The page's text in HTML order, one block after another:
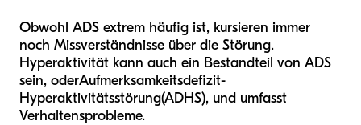
Obwohl ADS extrem häufig ist, kursieren immer
noch Missverständnisse über die Störung.
Hyperaktivität kann auch ein Bestandteil von ADS
sein, oderAufmerksamkeitsdefizit-
Hyperaktivitätsstörung(ADHS), und umfasst
Verhaltensprobleme.